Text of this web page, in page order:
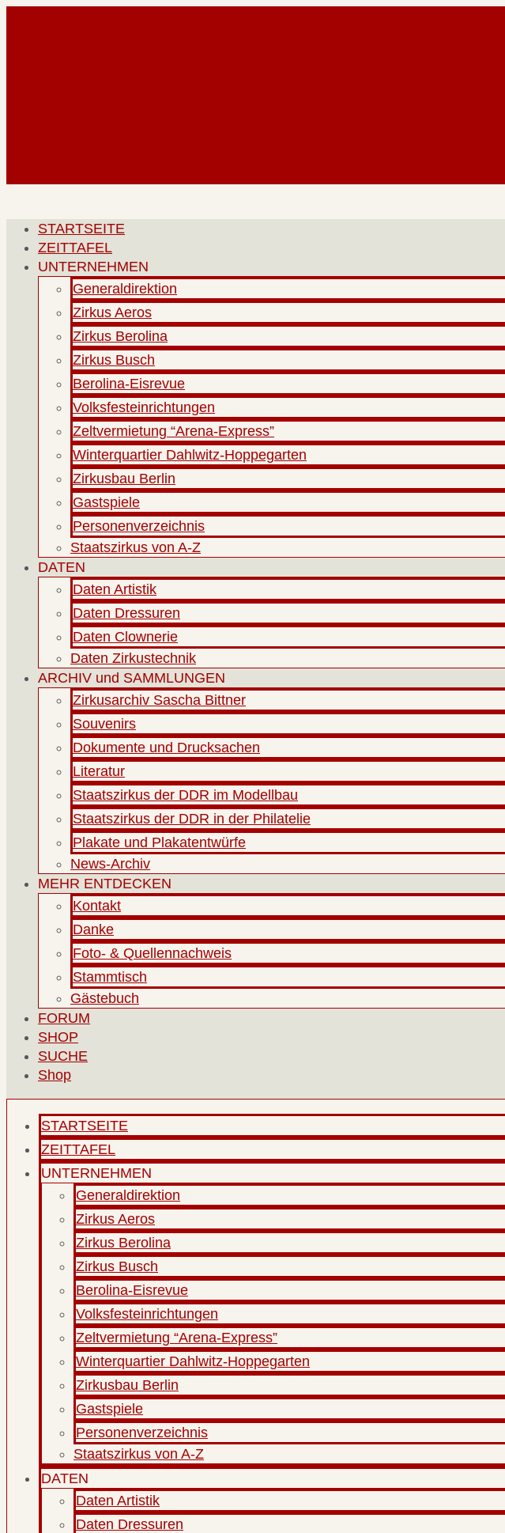
STARTSEITE
ZEITTAFEL
UNTERNEHMEN
Generaldirektion
Zirkus Aeros
Zirkus Berolina
Zirkus Busch
Berolina-Eisrevue
Volksfesteinrichtungen
Zeltvermietung “Arena-Express”
Winterquartier Dahlwitz-Hoppegarten
Zirkusbau Berlin
Gastspiele
Personenverzeichnis
Staatszirkus von A-Z
DATEN
Daten Artistik
Daten Dressuren
Daten Clownerie
Daten Zirkustechnik
ARCHIV und SAMMLUNGEN
Zirkusarchiv Sascha Bittner
Souvenirs
Dokumente und Drucksachen
Literatur
Staatszirkus der DDR im Modellbau
Staatszirkus der DDR in der Philatelie
Plakate und Plakatentwürfe
News-Archiv
MEHR ENTDECKEN
Kontakt
Danke
Foto- & Quellennachweis
Stammtisch
Gästebuch
FORUM
SHOP
SUCHE
Shop
STARTSEITE
ZEITTAFEL
UNTERNEHMEN
Generaldirektion
Zirkus Aeros
Zirkus Berolina
Zirkus Busch
Berolina-Eisrevue
Volksfesteinrichtungen
Zeltvermietung “Arena-Express”
Winterquartier Dahlwitz-Hoppegarten
Zirkusbau Berlin
Gastspiele
Personenverzeichnis
Staatszirkus von A-Z
DATEN
Daten Artistik
Daten Dressuren